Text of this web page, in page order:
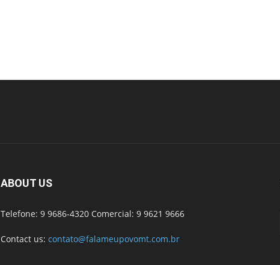
ABOUT US
Telefone: 9 9686-4320 Comercial: 9 9621 9666
Contact us: contato@falameupovomt.com.br